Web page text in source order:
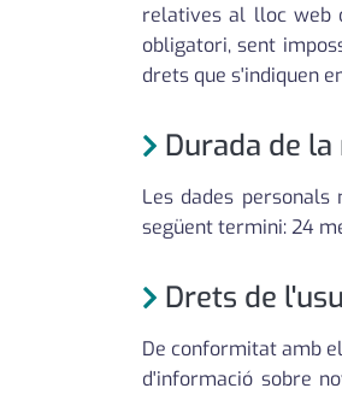
relatives al lloc web
obligatori, sent
drets que s'indiquen
Durada de
Les dades
següent termini: 24
Drets de
De conformitat amb
d'informació sobre